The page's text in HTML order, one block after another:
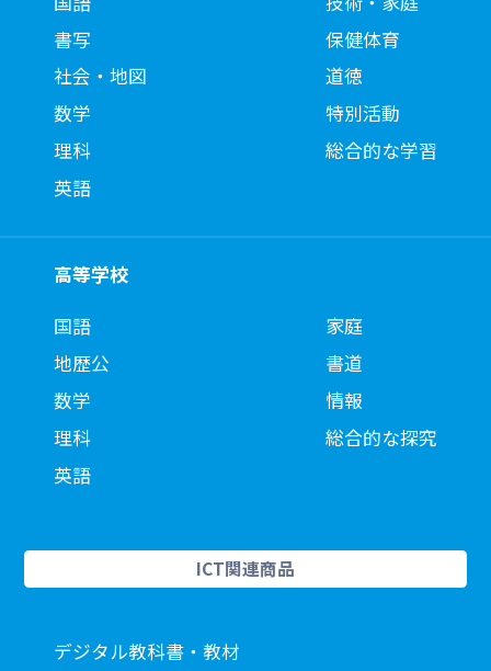
書写
社会・地図
数学
理科
英語
保健体育
道徳
特別活動
総合的な学習
高等学校
国語
地歴公
数学
理科
英語
家庭
書道
情報
総合的な探究
ICT関連商品
デジタル教科書・教材